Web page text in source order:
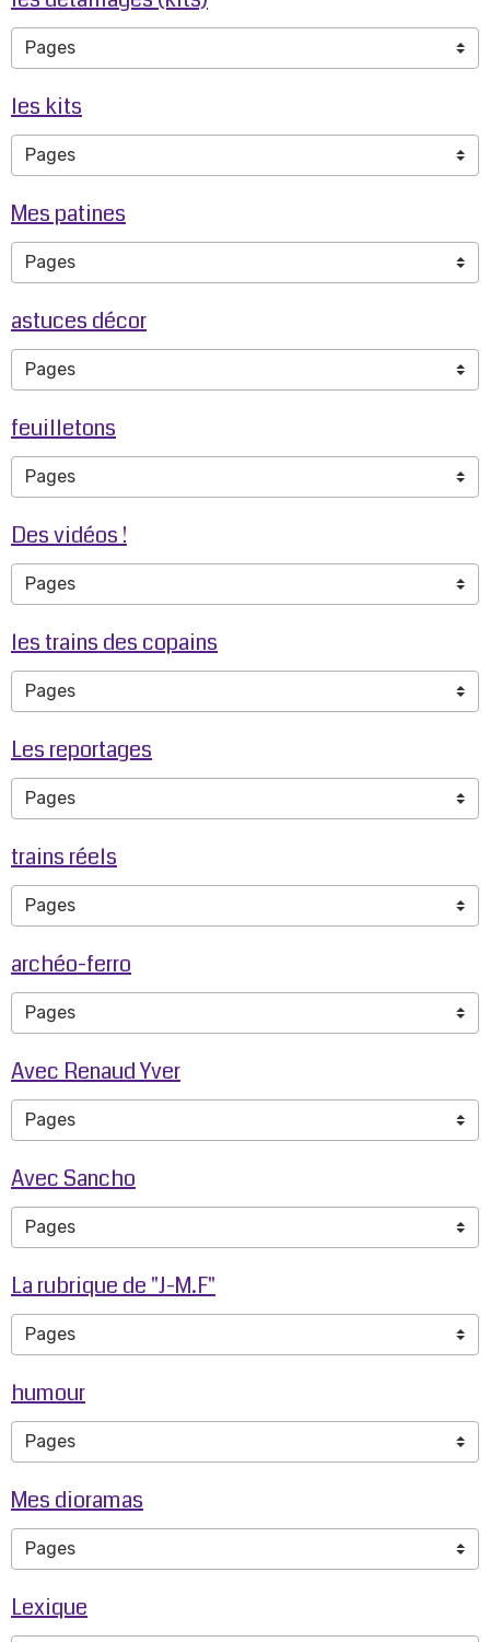
les kits
Mes patines
astuces décor
feuilletons
Des vidéos !
les trains des copains
Les reportages
trains réels
archéo-ferro
Avec Renaud Yver
Avec Sancho
La rubrique de "J-M.F"
humour
Mes dioramas
Lexique